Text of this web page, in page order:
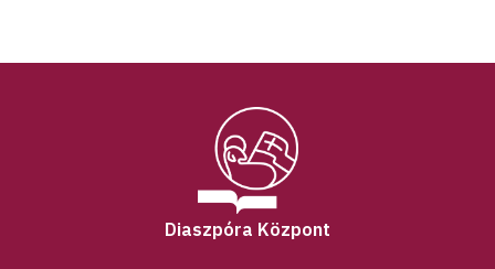
Diaszpóra Központ